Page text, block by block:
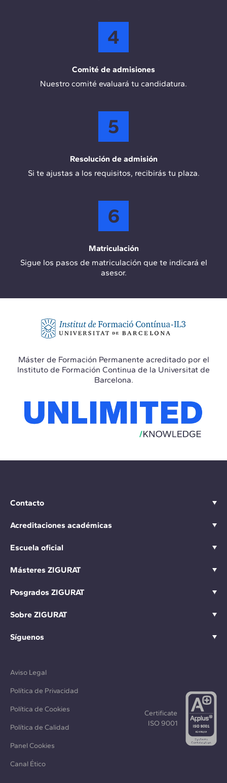
4
Comité de admisiones
Nuestro comité evaluará tu candidatura.
5
Resolución de admisión
Si te ajustas a los requisitos, recibirás tu plaza.
6
Matriculación
Sigue los pasos de matriculación que te indicará el
asesor.
Máster de Formación Permanente acreditado por el
Instituto de Formación Continua de la Universitat de
Barcelona.
Contacto
Acreditaciones académicas
Escuela oficial
Másteres ZIGURAT
Posgrados ZIGURAT
Sobre ZIGURAT
Síguenos
Aviso Legal
Política de Privacidad
Política de Cookies
Política de Calidad
Panel Cookies
Canal Ético
Certificate
ISO 9001